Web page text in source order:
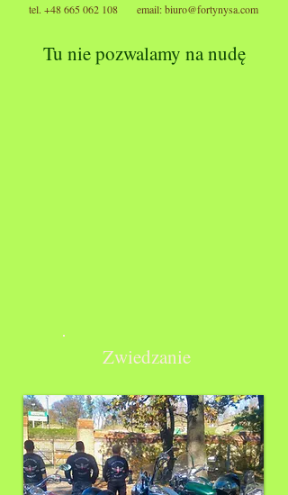
tel. +48 665 062 108 email:biuro@fortynysa.com
Tu nie pozwalamy na nudę
Zwiedzanie